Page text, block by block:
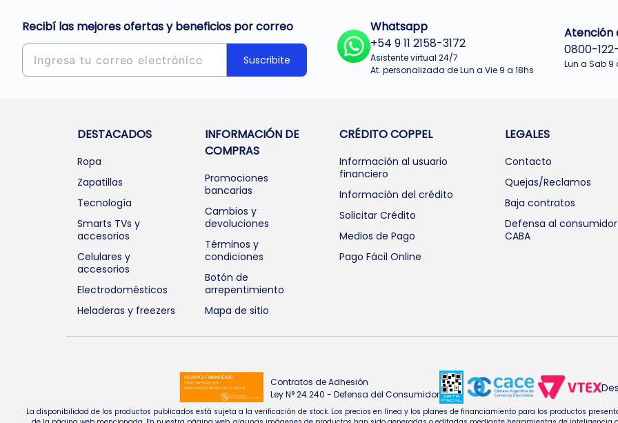
Recibí las mejores ofertas y beneficios por correo
Suscribite
Whatsapp
+54 9 11 2158-3172
Asistente virtual 24/7
At. personalizada de Lun a Vie 9 a 18hs
Atención
0800-
Lun a Sab 9
DESTACADOS
Ropa
Zapatillas
Tecnología
Smarts TVs y
accesorios
Celulares y
accesorios
Electrodomésticos
Heladeras y freezers
INFORMACIÓN DE
COMPRAS
Promociones
bancarias
Cambios y
devoluciones
Términos y
condiciones
Botón de
arrepentimiento
Mapa de sitio
CRÉDITO COPPEL
Información al usuario
financiero
Información del crédito
Solicitar Crédito
Medios de Pago
Pago Fácil Online
LEGALES
Contacto
Quejas/Reclamos
Baja contratos
Defensa al consumidor
CABA
Contratos de Adhesión
Ley N° 24.240 - Defensa del Consumidor
La disponibilidad de los productos publicados está sujeta a la verificación de stock. Los precios en línea y los planes de financiamiento para los productos